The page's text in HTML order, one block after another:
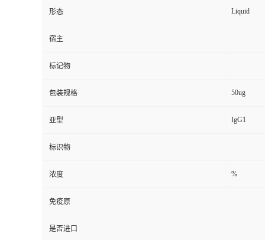
形态 Liquid
宿主
标记物
包装规格 50ug
亚型 IgG1
标识物
浓度 %
免疫原
是否进口